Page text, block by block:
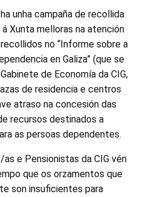
unha campaña de recollida
Xunta melloras na atención
no “Informe sobre a
en Galiza” (que se
de Economía da CIG,
de residencia e centros
atraso na concesión das
recursos destinados a
as persoas dependentes.
e Pensionistas da CIG vén
que os orzamentos que
son insuficientes para